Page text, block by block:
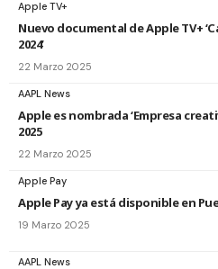
Apple TV+
Nuevo documental de Apple TV+
2024’
22 Marzo 2025
AAPL News
Apple es nombrada ‘Empresa
2025
22 Marzo 2025
Apple Pay
Apple Pay ya está disponible en
19 Marzo 2025
AAPL News